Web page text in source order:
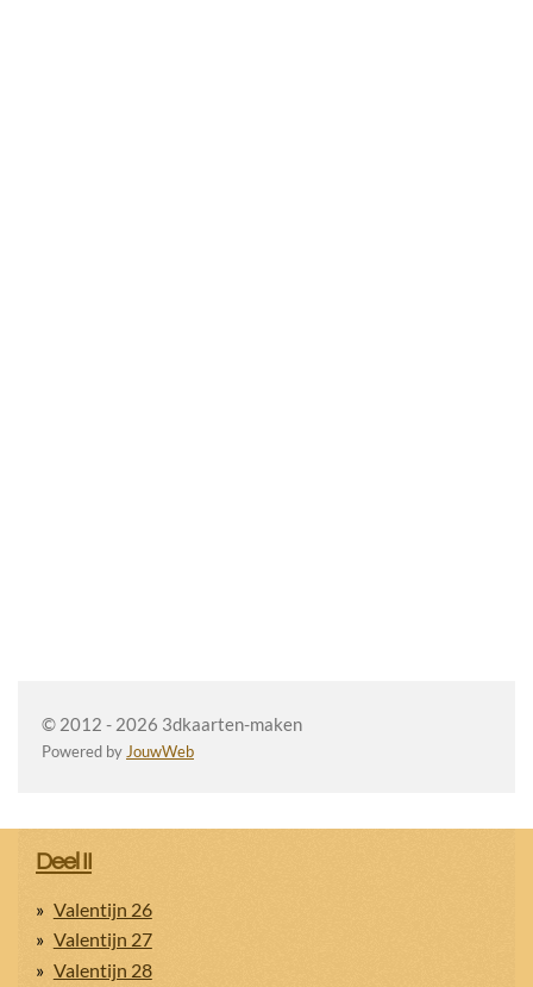
© 2012 - 2026 3dkaarten-maken
Powered by JouwWeb
Deel II
Valentijn 26
Valentijn 27
Valentijn 28